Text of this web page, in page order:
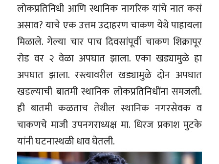
लोकप्रतिनिधी आणि स्थानिक नागरिक यांचे नात कसं
असाव? याचे एक उत्तम उदाहरण चाकण येथे पाहायला
मिळाले. गेल्या चार पाच दिवसांपूर्वी चाकण शिक्रापूर
रोड वर २ वेळा अपघात झाला. एका खड्यामुळे हा
अपघात झाला. रस्त्यावरील खड्यामुळे दोन अपघात
खडल्याची बातमी स्थानिक लोकप्रतिनिधींना समजली.
ही बातमी कळताच तेथील स्थानिक नगरसेवक व
चाकणचे माजी उपनगराध्यक्ष मा. धिरज प्रकाश मुटके
यांनी घटनास्थळी धाव घेतली.